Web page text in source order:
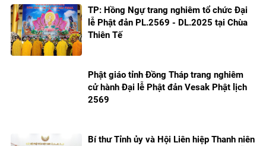
TP: Hồng Ngự trang nghiêm tổ chức Đại
lễ Phật đản PL.2569 - DL.2025 tại Chùa
Thiên Tế
Phật giáo tỉnh Đồng Tháp trang nghiêm
cử hành Đại lễ Phật đản Vesak Phật lịch
2569
Bí thư Tỉnh ủy và Hội Liên hiệp Thanh niên